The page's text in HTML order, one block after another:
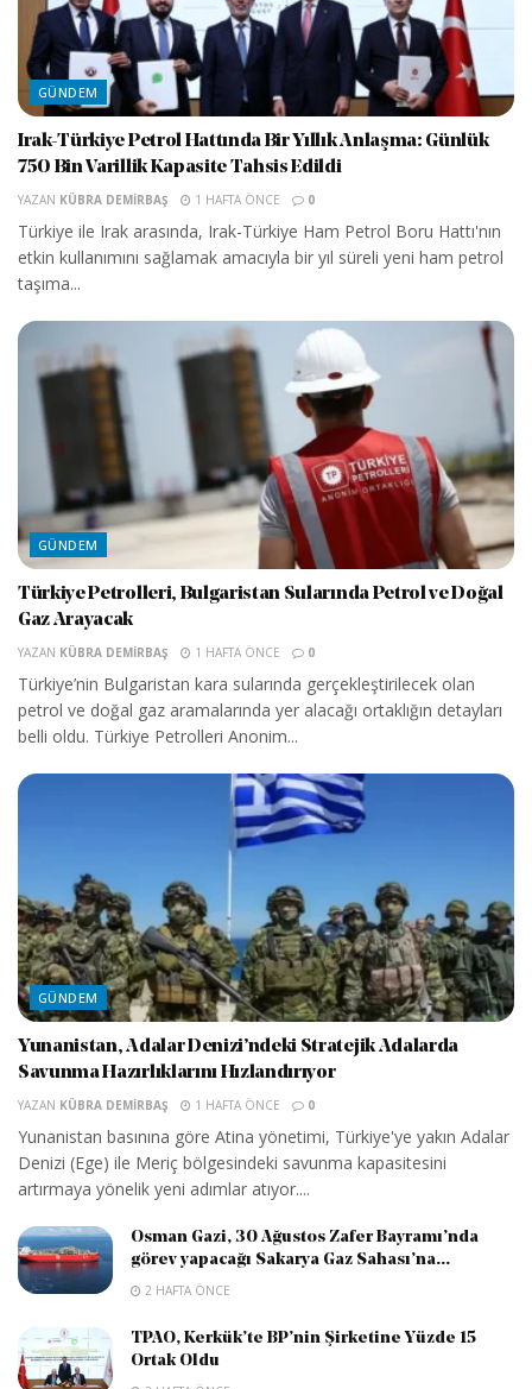
GÜNDEM
Irak-Türkiye Petrol Hattında Bir Yıllık Anlaşma: Günlük
750 Bin Varillik Kapasite Tahsis Edildi
YAZAN KÜBRA DEMIRBAŞ 1 HAFTA ÖNCE 0
Türkiye ile Irak arasında, Irak-Türkiye Ham Petrol Boru Hattı'nın
etkin kullanımını sağlamak amacıyla bir yıl süreli yeni ham petrol
taşıma...
GÜNDEM
Türkiye Petrolleri, Bulgaristan Sularında Petrol ve Doğal
Gaz Arayacak
YAZAN KÜBRA DEMIRBAŞ 1 HAFTA ÖNCE 0
Türkiye’nin Bulgaristan kara sularında gerçekleştirilecek olan
petrol ve doğal gaz aramalarında yer alacağı ortaklığın detayları
belli oldu. Türkiye Petrolleri Anonim...
GÜNDEM
Yunanistan, Adalar Denizi’ndeki Stratejik Adalarda
Savunma Hazırlıklarını Hızlandırıyor
YAZAN KÜBRA DEMIRBAŞ 1 HAFTA ÖNCE 0
Yunanistan basınına göre Atina yönetimi, Türkiye'ye yakın Adalar
Denizi (Ege) ile Meriç bölgesindeki savunma kapasitesini
artırmaya yönelik yeni adımlar atıyor....
Osman Gazi, 30 Ağustos Zafer Bayramı’nda
görev yapacağı Sakarya Gaz Sahası’na...
2 HAFTA ÖNCE
TPAO, Kerkük’te BP’nin Şirketine Yüzde 15
Ortak Oldu